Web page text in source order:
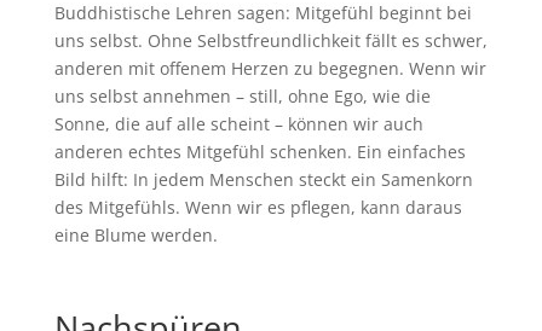
Buddhistische Lehren sagen: Mitgefühl beginnt bei
uns selbst. Ohne Selbstfreundlichkeit fällt es schwer,
anderen mit offenem Herzen zu begegnen. Wenn wir
uns selbst annehmen – still, ohne Ego, wie die
Sonne, die auf alle scheint – können wir auch
anderen echtes Mitgefühl schenken. Ein einfaches
Bild hilft: In jedem Menschen steckt ein Samenkorn
des Mitgefühls. Wenn wir es pflegen, kann daraus
eine Blume werden.